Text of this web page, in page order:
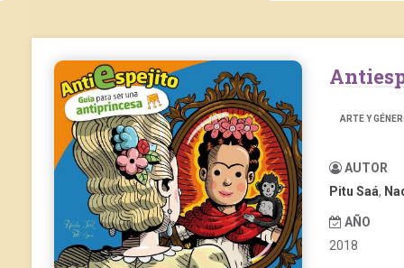
ARTE Y
AUTOR
Pitu Saá,
AÑO
2018